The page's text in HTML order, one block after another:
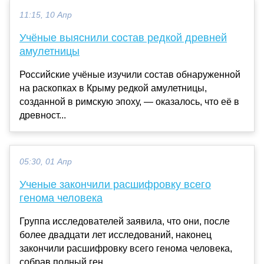
11:15, 10 Апр
Учёные выяснили состав редкой древней
амулетницы
Российские учёные изучили состав обнаруженной
на раскопках в Крыму редкой амулетницы,
созданной в римскую эпоху, — оказалось, что её в
древност...
05:30, 01 Апр
Ученые закончили расшифровку всего
генома человека
Группа исследователей заявила, что они, после
более двадцати лет исследований, наконец
закончили расшифровку всего генома человека,
собрав полный ген...